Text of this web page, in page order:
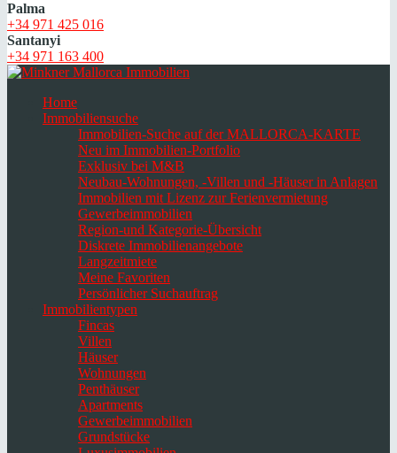
Palma
+34 971 425 016
Santanyi
+34 971 163 400
Home
Immobiliensuche
Immobilien-Suche auf der MALLORCA-KARTE
Neu im Immobilien-Portfolio
Exklusiv bei M&B
Neubau-Wohnungen, -Villen und -Häuser in Anlagen
Immobilien mit Lizenz zur Ferienvermietung
Gewerbeimmobilien
Region-und Kategorie-Übersicht
Diskrete Immobilienangebote
Langzeitmiete
Meine Favoriten
Persönlicher Suchauftrag
Immobilientypen
Fincas
Villen
Häuser
Wohnungen
Penthäuser
Apartments
Gewerbeimmobilien
Grundstücke